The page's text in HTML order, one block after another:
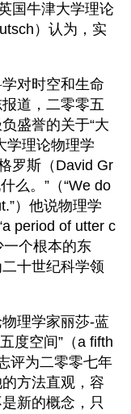
国牛津大学理论
对时空和生命
道，二零零五
盛誉的关于“大
学理论物理学
么。”（“We do
）他说物理学
period of utter c
一个根本的东
十世纪科学领
理学家丽莎-蓝
度空间”（a fifth
评为二零零七年
方法直观，容
新的概念，只